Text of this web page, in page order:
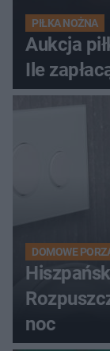
PIŁKA NOŻNA
Aukcja
Ile
DOMOWE
noc